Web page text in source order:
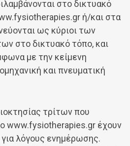
στο δικτυακό
ή/και στα
ως κύριοι των
στο δικτυακό τόπο, και
με την κείμενη
και πνευματική
τρίτων που
www.fysiotherapies.gr έχουν
για λόγους ενημέρωσης.